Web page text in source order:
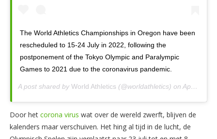
The World Athletics Championships in Oregon have been
rescheduled to 15-24 July in 2022, following the
postponement of the Tokyo Olympic and Paralympic
Games to 2021 due to the coronavirus pandemic.
A post shared by World Athletics (@worldathletics) on Apr 8, 2020 at 6:27am PDT
Door het corona virus wat over de wereld zwerft, blijven de
kalenders maar verschuiven. Het hing al tijd in de lucht, de